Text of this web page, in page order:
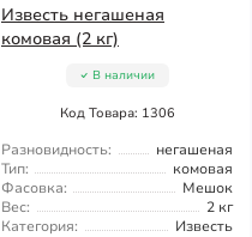
Известь негашеная
комовая (2 кг)
В наличии
Код Товара: 1306
Разновидность:
негашеная
Тип:
комовая
Фасовка:
Мешок
Вес:
2 кг
Категория:
Известь